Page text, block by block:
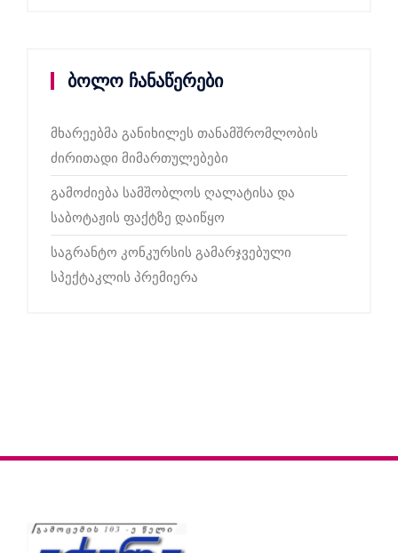
ბოლო ჩანაწერები
მხარეებმა განიხილეს თანამშრომლობის
ძირითადი მიმართულებები
გამოძიება სამშობლოს ღალატისა და
საბოტაჟის ფაქტზე დაიწყო
საგრანტო კონკურსის გამარჯვებული
სპექტაკლის პრემიერა